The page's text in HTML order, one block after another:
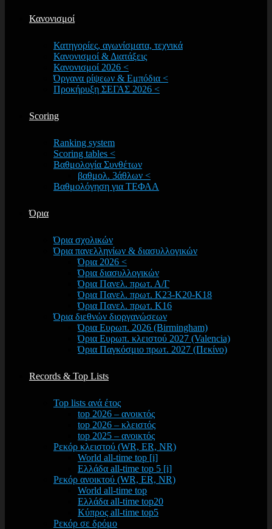
Κανονισμοί
Κατηγορίες, αγωνίσματα, τεχνικά
Κανονισμοί & Διατάξεις
Κανονισμοί 2026 <
Όργανα ρίψεων & Εμπόδια <
Προκήρυξη ΣΕΓΑΣ 2026 <
Scoring
Ranking system
Scoring tables <
Βαθμολογία Συνθέτων
βαθμολ. 3άθλων <
Βαθμολόγηση για ΤΕΦΑΑ
Όρια
Όρια σχολικών
Όρια πανελληνίων & διασυλλογικών
Όρια 2026 <
Όρια διασυλλογικών
Όρια Πανελ. πρωτ. Α/Γ
Όρια Πανελ. πρωτ. Κ23-Κ20-Κ18
Όρια Πανελ. πρωτ. Κ16
Όρια διεθνών διοργανώσεων
Όρια Ευρωπ. 2026 (Birmingham)
Όρια Ευρωπ. κλειστού 2027 (Valencia)
Όρια Παγκόσμιο πρωτ. 2027 (Πεκίνο)
Records & Top Lists
Top lists ανά έτος
top 2026 – ανοικτός
top 2026 – κλειστός
top 2025 – ανοικτός
Ρεκόρ κλειστού (WR, ER, NR)
World all-time top [i]
Ελλάδα all-time top 5 [i]
Ρεκόρ ανοικτού (WR, ER, NR)
World all-time top
Ελλάδα all-time top20
Κύπρος all-time top5
Ρεκόρ σε δρόμο